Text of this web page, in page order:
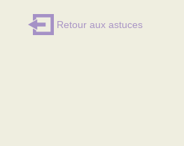
Retour aux astuces